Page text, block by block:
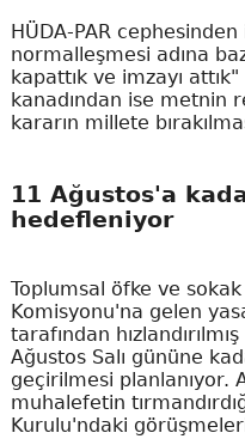
HÜDA-PAR
normalleşmesi adına
kapattık ve imzayı
kanadından ise metnin
kararın millete
11 Ağustos'a
hedefleniyor
Toplumsal öfke ve
Komisyonu'na gelen
tarafından
Ağustos Salı gününe
geçirilmesi planlanıyor.
muhalefetin
Kurulu'ndaki